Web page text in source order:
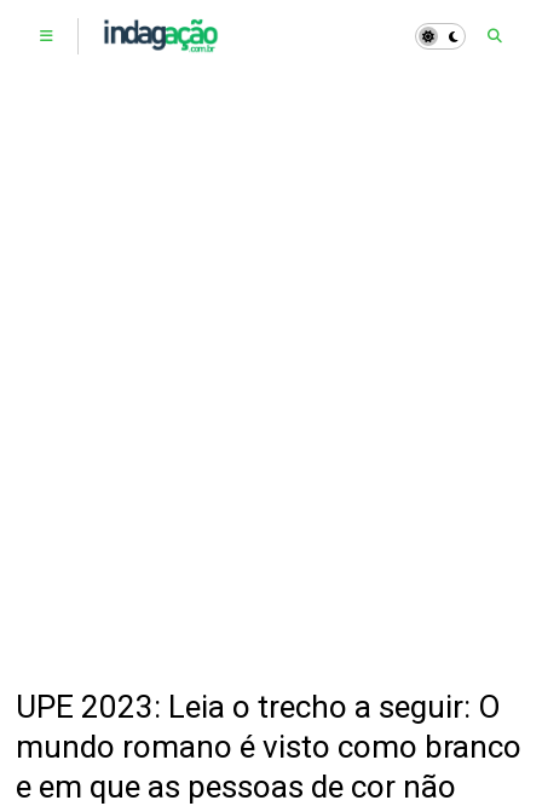
UPE 2023: Leia o trecho a seguir: O
mundo romano é visto como branco
e em que as pessoas de cor não